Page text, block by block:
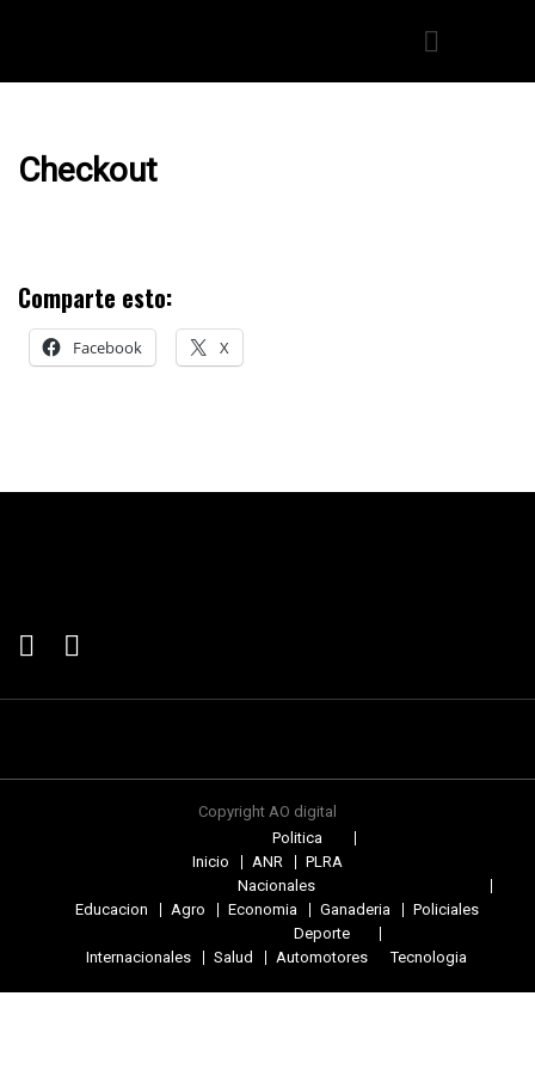
Checkout
Comparte esto:
Facebook X
Copyright AO digital
Inicio
Politica
ANR
PLRA
Nacionales
Educacion
Agro Economia Ganaderia Policiales
Internacionales Salud
Deporte
Automotores
Tecnologia